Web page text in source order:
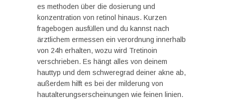
es methoden über die dosierung und
konzentration von retinol hinaus. Kurzen
fragebogen ausfüllen und du kannst nach
ärztlichem ermessen ein verordnung innerhalb
von 24h erhalten, wozu wird Tretinoin
verschrieben. Es hängt alles von deinem
hauttyp und dem schweregrad deiner akne ab,
außerdem hilft es bei der milderung von
hautalterungserscheinungen wie feinen linien.